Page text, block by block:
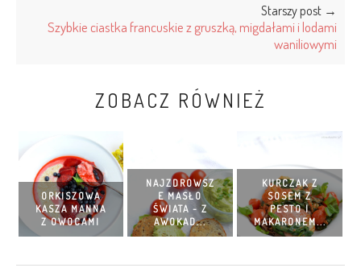
Starszy post →
Szybkie ciastka francuskie z gruszką, migdałami i lodami
waniliowymi
ZOBACZ RÓWNIEŻ
ORKISZOWA
KASZA MANNA
Z OWOCAMI
NAJZDROWSZ
E MASŁO
ŚWIATA - Z
AWOKAD...
KURCZAK Z
SOSEM Z
PESTO I
MAKARONEM...